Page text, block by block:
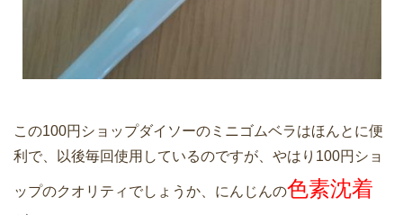
この100円ショップダイソーのミニゴムベラはほんとに便
利で、以後毎回使用しているのですが、やはり100円ショ
ップのクオリティでしょうか、にんじんの色素沈着